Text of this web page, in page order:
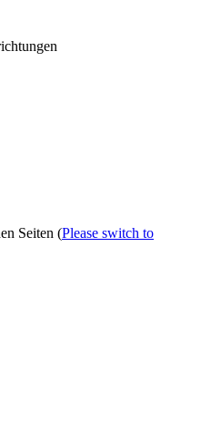
Seiten (Please switch to